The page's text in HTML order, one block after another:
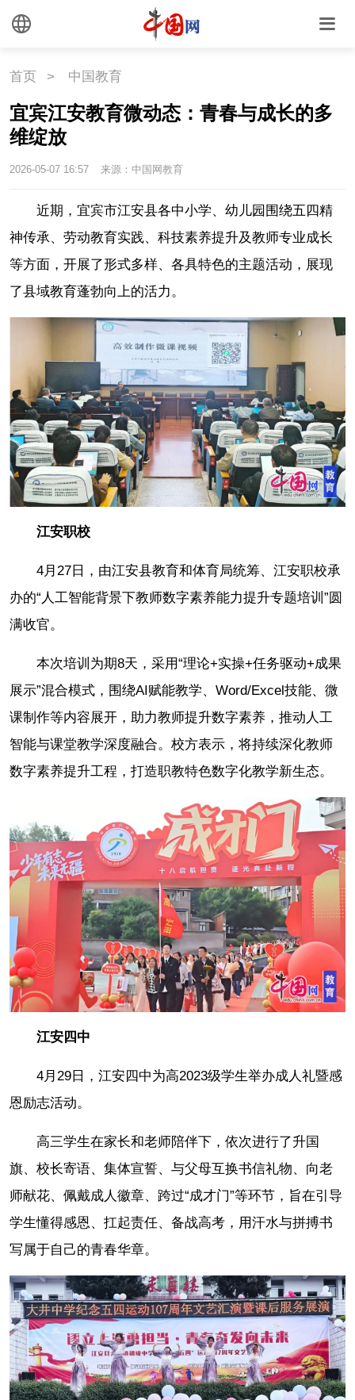
首页 > 中国教育
宜宾江安教育微动态：青春与成长的多
维绽放
2026-05-07 16:57 来源：中国网教育
近期，宜宾市江安县各中小学、幼儿园围绕五四精
神传承、劳动教育实践、科技素养提升及教师专业成长
等方面，开展了形式多样、各具特色的主题活动，展现
了县域教育蓬勃向上的活力。
江安职校
4月27日，由江安县教育和体育局统筹、江安职校承
办的“人工智能背景下教师数字素养能力提升专题培训”圆
满收官。
本次培训为期8天，采用“理论+实操+任务驱动+成果
展示”混合模式，围绕AI赋能教学、Word/Excel技能、微
课制作等内容展开，助力教师提升数字素养，推动人工
智能与课堂教学深度融合。校方表示，将持续深化教师
数字素养提升工程，打造职教特色数字化教学新生态。
江安四中
4月29日，江安四中为高2023级学生举办成人礼暨感
恩励志活动。
高三学生在家长和老师陪伴下，依次进行了升国
旗、校长寄语、集体宣誓、与父母互换书信礼物、向老
师献花、佩戴成人徽章、跨过“成才门”等环节，旨在引导
学生懂得感恩、扛起责任、备战高考，用汗水与拼搏书
写属于自己的青春华章。